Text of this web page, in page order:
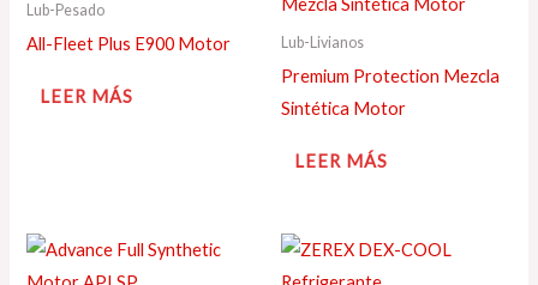
Lub-Pesado
All-Fleet Plus E900 Motor
LEER MÁS
Lub-Livianos
Premium Protection Mezcla
Sintética Motor
LEER MÁS